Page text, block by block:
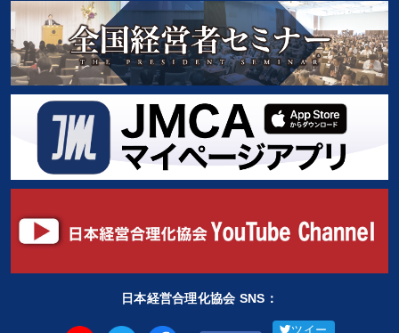
日本経営合理化協会 SNS：
ツイー